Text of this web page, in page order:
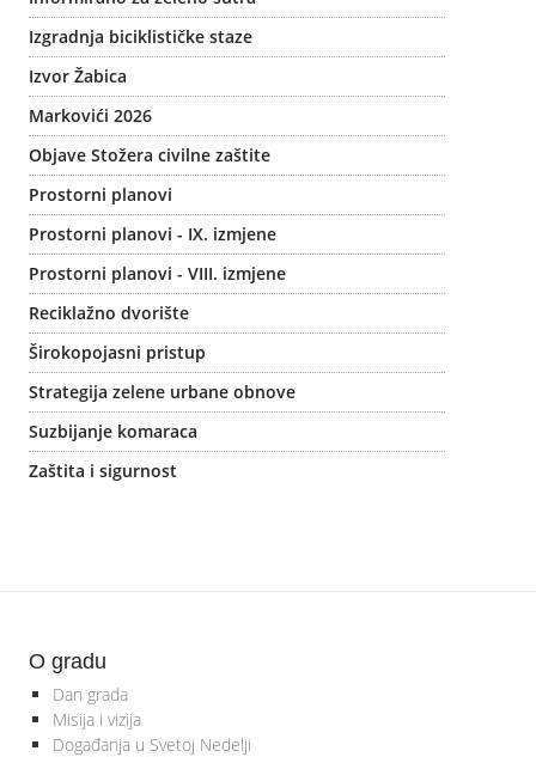
Izgradnja biciklističke staze
Izvor Žabica
Markovići 2026
Objave Stožera civilne zaštite
Prostorni planovi
Prostorni planovi - IX. izmjene
Prostorni planovi - VIII. izmjene
Reciklažno dvorište
Širokopojasni pristup
Strategija zelene urbane obnove
Suzbijanje komaraca
Zaštita i sigurnost
O gradu
Dan grada
Misija i vizija
Događanja u Svetoj Nedelji